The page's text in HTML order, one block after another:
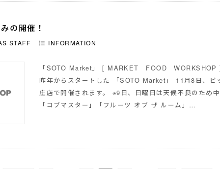
の開催！
STAFF INFORMATION
「SOTO Market」 [ MARKET FOOD WORKSHOP ]
昨年からスタートした 「SOTO Market」 11月8日、ビ
庄店で開催されます。 ※9日、日曜日は天候不良のため
「コブマスター」「フルーツ オブ ザ ルーム」…